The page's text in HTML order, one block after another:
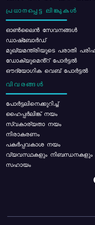
പ്രധാനപ്പെട്ട ലിങ്കുകൾ
ഓൺലൈൻ സേവനങ്ങൾ
ഡാഷ്ബോർഡ്
മുഖ്യമന്ത്രിയുടെ പരാതി
ഡോക്യുമെൻ്റ് പോർട്ടൽ
ഔദ്യോഗിക വെബ് പോർട്ടൽ
വിവരങ്ങൾ
പോര്‍ട്ടലിനെക്കുറിച്ച്
ഹൈപ്പർലിങ്ക് നയം
സ്വകാര്യതാ നയം
നിരാകരണം
പകർപ്പവകാശ നയം
വ്യവസ്ഥകളും നിബന്ധനകളും
സഹായം